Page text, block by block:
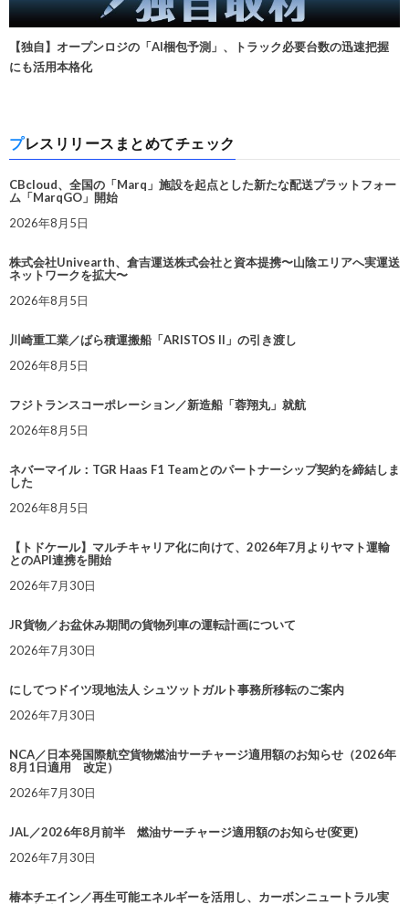
【独自】オープンロジの「AI梱包予測」、トラック必要台数の迅速把握
にも活用本格化
プレスリリースまとめてチェック
CBcloud、全国の「Marq」施設を起点とした新たな配送プラットフォー
ム「MarqGO」開始
2026年8月5日
株式会社Univearth、倉吉運送株式会社と資本提携〜山陰エリアへ実運送
ネットワークを拡大〜
2026年8月5日
川崎重工業／ばら積運搬船「ARISTOS II」の引き渡し
2026年8月5日
フジトランスコーポレーション／新造船「蓉翔丸」就航
2026年8月5日
ネバーマイル：TGR Haas F1 Teamとのパートナーシップ契約を締結しま
した
2026年8月5日
【トドケール】マルチキャリア化に向けて、2026年7月よりヤマト運輸
とのAPI連携を開始
2026年7月30日
JR貨物／お盆休み期間の貨物列車の運転計画について
2026年7月30日
にしてつドイツ現地法人 シュツットガルト事務所移転のご案内
2026年7月30日
NCA／日本発国際航空貨物燃油サーチャージ適用額のお知らせ（2026年
8月1日適用 改定）
2026年7月30日
JAL／2026年8月前半 燃油サーチャージ適用額のお知らせ(変更)
2026年7月30日
椿本チエイン／再生可能エネルギーを活用し、カーボンニュートラル実